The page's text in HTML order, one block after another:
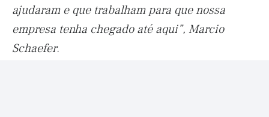
ajudaram e que trabalham para que nossa
empresa tenha chegado até aqui”, Marcio
Schaefer.